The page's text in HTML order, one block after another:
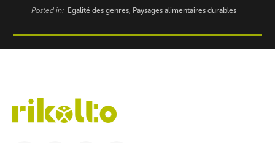
Posted in: Egalité des genres, Paysages alimentaires durables